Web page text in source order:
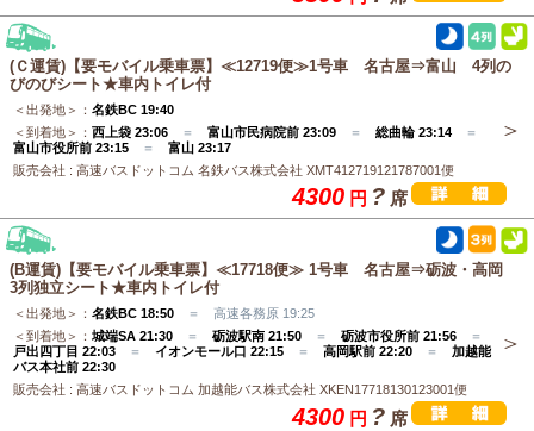
(Ｃ運賃)【要モバイル乗車票】≪12719便≫1号車 名古屋⇒富山 4列の
びのびシート★車内トイレ付
＜出発地＞： 名鉄BC 19:40
＜到着地＞： 西上袋 23:06 ＝ 富山市民病院前 23:09 ＝ 総曲輪 23:14 ＝
富山市役所前 23:15 ＝ 富山 23:17
販売会社 : 高速バスドットコム 名鉄バス株式会社 XMT412719121787001便
4300 円 ? 席
(B運賃)【要モバイル乗車票】≪17718便≫ 1号車 名古屋⇒砺波・高岡
3列独立シート★車内トイレ付
＜出発地＞： 名鉄BC 18:50 ＝ 高速各務原 19:25
＜到着地＞： 城端SA 21:30 ＝ 砺波駅南 21:50 ＝ 砺波市役所前 21:56 ＝
戸出四丁目 22:03 ＝ イオンモール口 22:15 ＝ 高岡駅前 22:20 ＝ 加越能
バス本社前 22:30
販売会社 : 高速バスドットコム 加越能バス株式会社 XKEN17718130123001便
4300 円 ? 席